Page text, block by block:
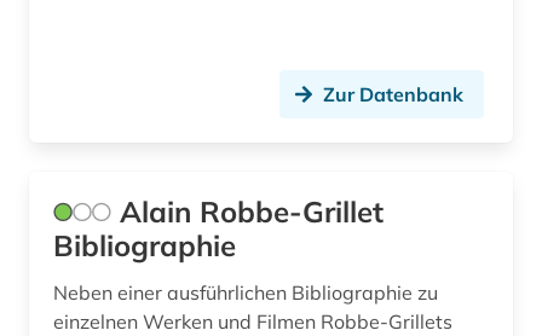
fid romanistik (2)
film (6)
filmgeschichte (1)
Zur Datenbank
Alain Robbe-Grillet
Bibliographie
Neben einer ausführlichen Bibliographie zu
einzelnen Werken und Filmen Robbe-Grillets